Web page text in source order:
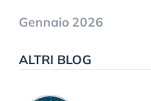
Gennaio 2026
ALTRI BLOG